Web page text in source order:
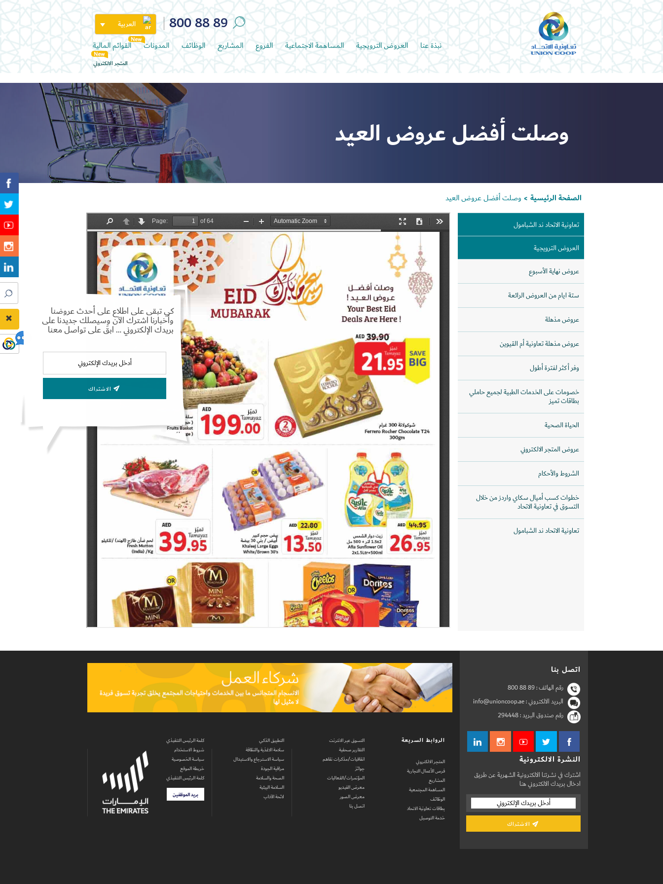
800 88 89 العربية
نبذة عنا العروض الترويجية المساهمة الاجتماعية الفروع المشاريع الوظائف المدونات القوائم المالية
المتجر الالكتروني
وصلت أفضل عروض العيد
الصفحة الرئيسية > وصلت أفضل عروض العيد
تعاونية الاتحاد ند الشبامول
العروض الترويجية
عروض نهاية الأسبوع
ستة ايام من العروض الرائعة
عروض مذهلة
عروض مذهلة تعاونية أم القيوين
وفر أكثر لفترة أطول
خصومات على الخدمات الطبية لجميع حاملي
بطاقات تميز
الحياة الصحية
عروض المتجر الالكتروني
الشروط والأحكام
خطوات كسب أميال سكاي واردز من خلال
التسوق في تعاونية الاتحاد
تعاونية الاتحاد ند الشبامول
اتصل بنا
رقم الهاتف :800 88 89
البريد الالكتروني : info@unioncoop.ae
رقم صندوق البريد :294448
النشرة الالكترونية
اشترك في نشرتنا الالكترونية الشهرية عن طريق
ادخال بريدك الالكتروني هنا
الروابط السريعة
المتجر الالكتروني
فرص الأعمال التجارية
المشاريع
المساهمة المجتمعية
الوظائف
بطاقات تعاونية الاتحاد
خدمة التوصيل
التسوق عبر الانترنت
التقارير صحفية
اتفاقيات/مذكرات تفاهم
جوائز
المؤتمرات/الفعاليات
معرض الفيديو
معرض الصور
اتصل بنا
التطبيق الذكي
سلامة الاغذية والنظافة
سياسة الاسترجاع والاستبدال
مراقبة الجودة
الصحة والسلامة
السلامة البيئية
لائحة الآداب
كلمة الرئيس التنفيذي
شروط الاستخدام
سياسة الخصوصية
خريطة الموقع
كلمة الرئيس التنفيذي
بريد الموظفين
كي تبقى على اطلاع على أحدث عروضنا
وأخبارنا اشترك الآن وسيصلك جديدنا على
بريدك الإلكتروني … ابقَ على تواصل معنا
Set Youtube Channel ID